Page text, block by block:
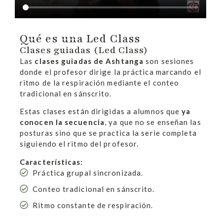
Qué es una Led Class
Clases guiadas (Led Class)
Las clases guiadas de Ashtanga son sesiones
donde el profesor dirige la práctica marcando el
ritmo de la respiración mediante el conteo
tradicional en sánscrito.
Estas clases están dirigidas a alumnos queya
conocen la secuencia, ya que no se enseñan las
posturas sino que se practica la serie completa
siguiendo el ritmo del profesor.
Características:
Práctica grupal sincronizada.
Conteo tradicional en sánscrito.
Ritmo constante de respiración.